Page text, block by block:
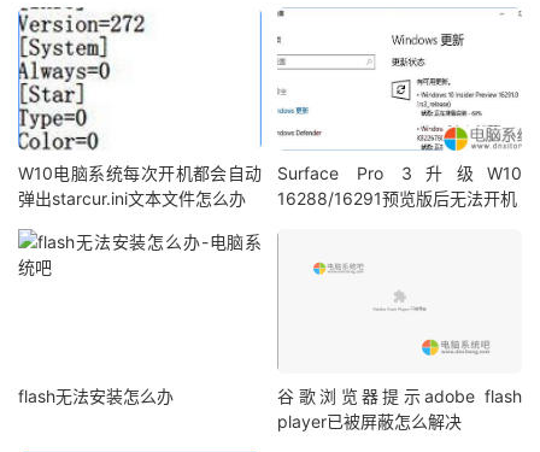
W10电脑系统每次开机都会自动
弹出starcur.ini文本文件怎么办
Surface Pro 3升级W10
16288/16291预览版后无法开机
flash无法安装怎么办
谷歌浏览器提示adobe flash
player已被屏蔽怎么解决